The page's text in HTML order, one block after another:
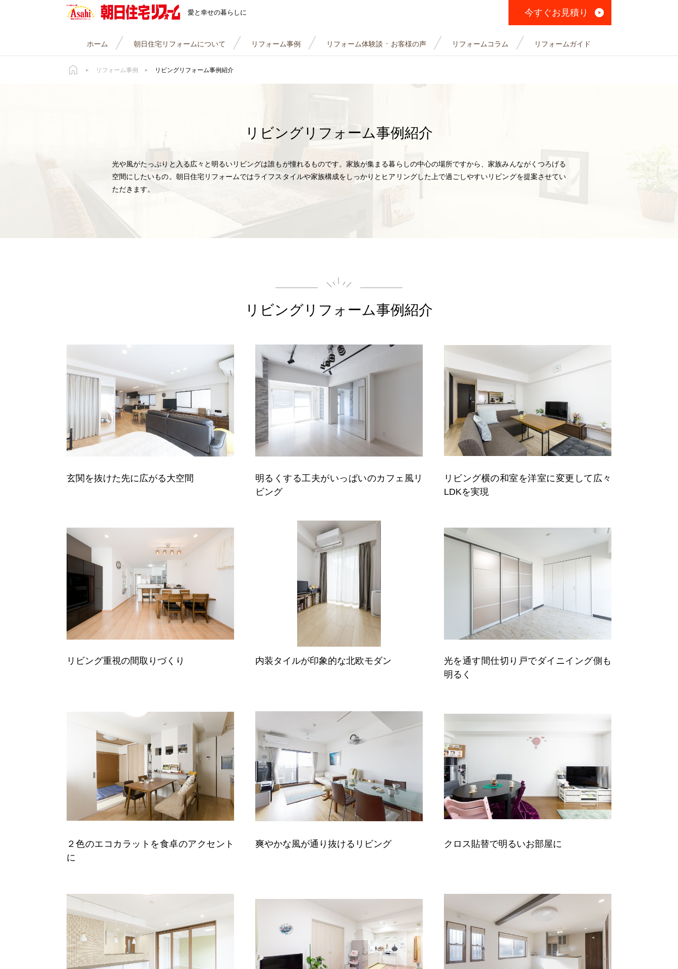
愛と幸せの暮らしに 今すぐお見積り
ホーム 朝日住宅リフォームについて リフォーム事例 リフォーム体験談 ・ お客様の声 リフォームコラム リフォームガイド
リフォーム事例 リビングリフォーム事例紹介
リビングリフォーム事例紹介
光や風がたっぷりと入る広々と明るいリビングは誰もが憧れるものです。家族が集まる暮らしの中心の場所ですから、家族みんながくつろげる
空間にしたいもの。朝日住宅リフォームではライフスタイルや家族構成をしっかりとヒアリングした上で過ごしやすいリビングを提案させてい
ただきます。
リビングリフォーム事例紹介
玄関を抜けた先に広がる大空間
明るくする工夫がいっぱいのカフェ風リ
ビング
リビング横の和室を洋室に変更して広々
LDKを実現
リビング重視の間取りづくり 内装タイルが印象的な北欧モダン
光を通す間仕切り戸でダイニイング側も
明るく
２色のエコカラットを食卓のアクセント
に
爽やかな風が通り抜けるリビング クロス貼替で明るいお部屋に